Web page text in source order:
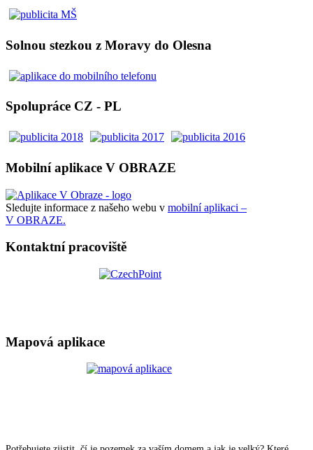
Solnou stezkou z Moravy do Olesna
Spolupráce CZ - PL
Mobilní aplikace V OBRAZE
Sledujte informace z našeho webu v mobilní aplikaci –
V OBRAZE.
Kontaktní pracoviště
Mapová aplikace